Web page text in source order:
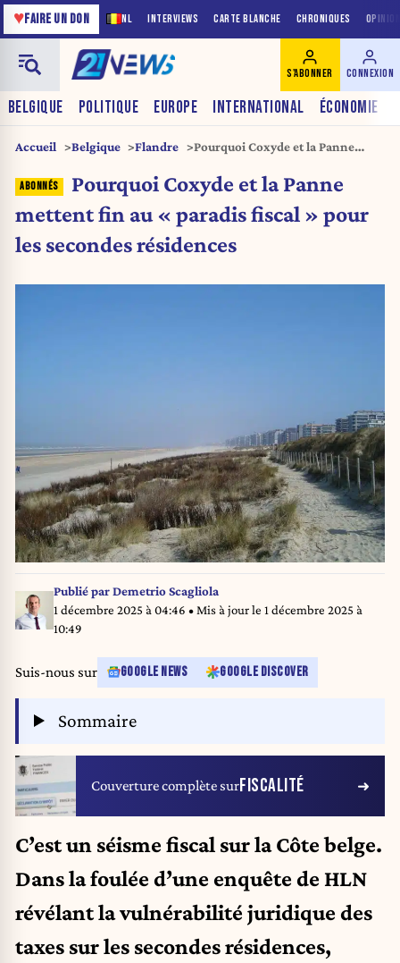
NL INTERVIEWS CARTE BLANCHE CHRONIQUES
♥FAIRE UN DON
BELGIQUE POLITIQUE EUROPE INTERNATIONAL ÉCONOMIE
S'ABONNER CONNEXION
Accueil Belgique Flandre
Pourquoi Coxyde et la Panne
pour les secondes résidences
Pourquoi Coxyde et la Panne
mettent fin au « paradis fiscal » pour
les secondes résidences
Publié parDemetrio Scagliola
1 décembre 2025 à 04:46 • Mis à jour le 1 décembre 2025 à
10:49
Suis-nous sur GOOGLE NEWS GOOGLE DISCOVER
Sommaire
Couverture complète surFISCALITÉ
C’est un séisme fiscal sur la Côte belge.
Dans la foulée d’une enquête de HLN
révélant la vulnérabilité juridique des
taxes sur les secondes résidences,